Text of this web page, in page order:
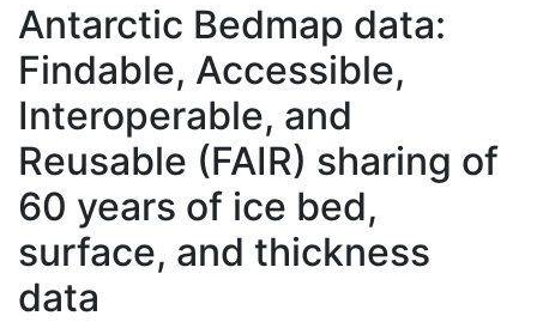
Antarctic Bedmap data:
Findable, Accessible,
Interoperable, and
Reusable (FAIR) sharing of
60 years of ice bed,
surface, and thickness
data